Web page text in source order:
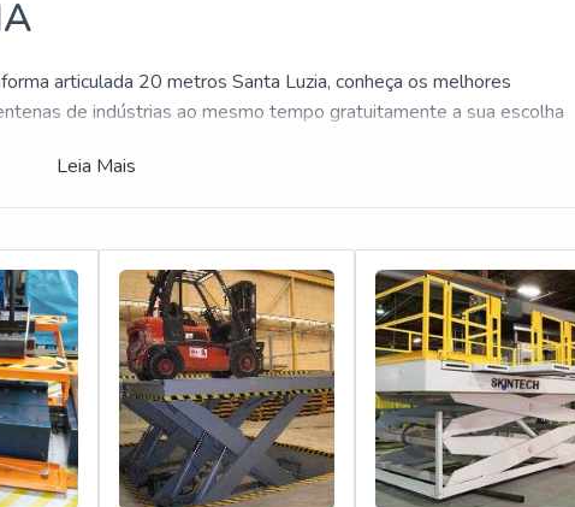
articulada 20 metros Santa Luzia, conheça os melhores
de indústrias ao mesmo tempo gratuitamente a sua escolha
Santa Luzia, vai achar aqui no Soluções Industriais. Solicite
DE PLATAFORMA ARTICULADA 20 METROS SANTA
20 metros Santa Luzia precursora em tecnologia, descobre o
em Aluguel de plataforma elevatória articulada e Locação de
e desenvolvimento no que gera resultado para seus
articulada 20 metros Santa Luzia, deve-se ter a exatidão em
que tenham ótima qualidade e alta durabilidade, pequenos
Leia Mais